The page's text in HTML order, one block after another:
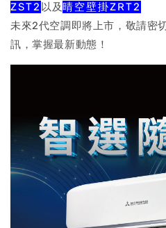
ZST2 以及晴空壁掛ZRT2
未來2代空調即將上市，敬請密
訊，掌握最新動態！